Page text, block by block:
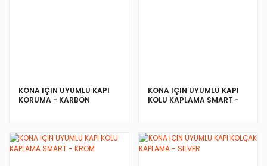
KONA IÇIN UYUMLU KAPI
KORUMA - KARBON
KONA IÇIN UYUMLU KAPI
KOLU KAPLAMA SMART -